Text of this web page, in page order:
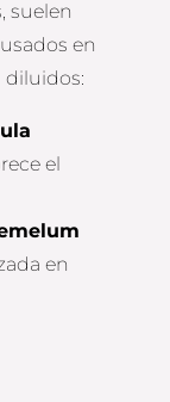
suelen
usados en
diluidos:
el
en